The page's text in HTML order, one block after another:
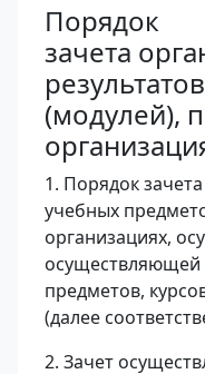
Порядок
зачета
(модулей),
1. Порядок
учебных
организациях,
осуществляющей
предметов,
(далее
2. Зачет